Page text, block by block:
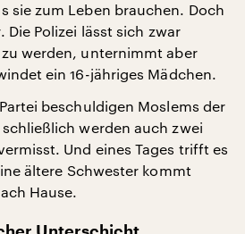
sie zum Leben brauchen. Doch
Die Polizei lässt sich zwar
werden, unternimmt aber
ein 16-jähriges Mädchen.
beschuldigen Moslems der
werden auch zwei
Und eines Tages trifft es
ältere Schwester kommt
Hause.